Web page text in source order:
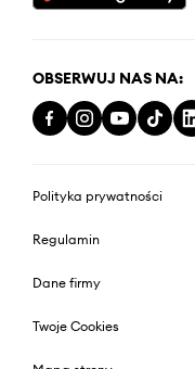
OBSERWUJ NAS NA:
Polityka prywatności
Regulamin
Dane firmy
Twoje Cookies